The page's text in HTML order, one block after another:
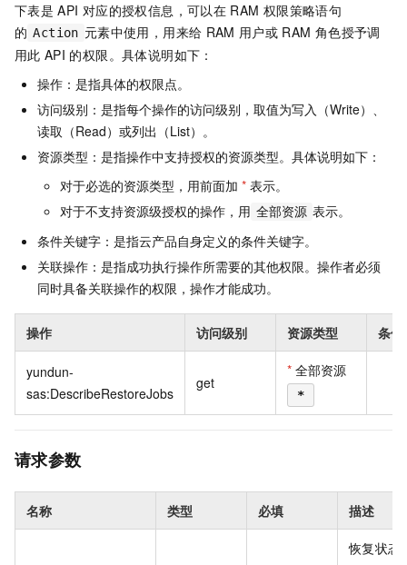
下表是 API 对应的授权信息，可以在 RAM 权限策略语句
的 Action 元素中使用，用来给 RAM 用户或 RAM 角色授予调
用此 API 的权限。具体说明如下：
操作：是指具体的权限点。
访问级别：是指每个操作的访问级别，取值为写入（Write）、
读取（Read）或列出（List）。
资源类型：是指操作中支持授权的资源类型。具体说明如下：
对于必选的资源类型，用前面加 * 表示。
对于不支持资源级授权的操作，用 全部资源 表示。
条件关键字：是指云产品自身定义的条件关键字。
关联操作：是指成功执行操作所需要的其他权限。操作者必须
同时具备关联操作的权限，操作才能成功。
操作 访问级别 资源类型 条件
yundun-
sas:DescribeRestoreJobs
get
* 全部资源
*
请求参数
名称 类型 必填 描述
恢复状态